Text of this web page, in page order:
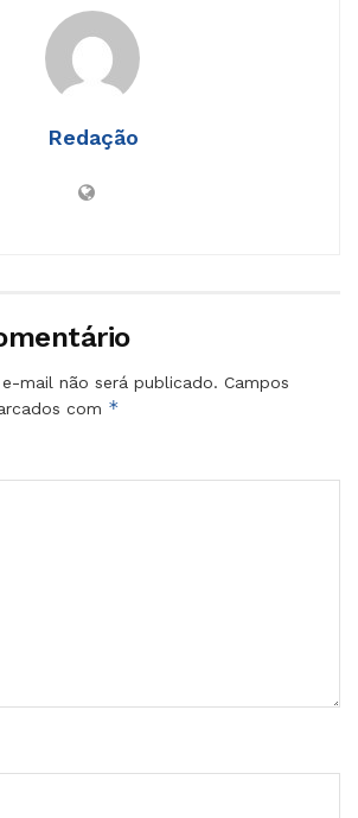
Redação
mail não será publicado. Campos
com *